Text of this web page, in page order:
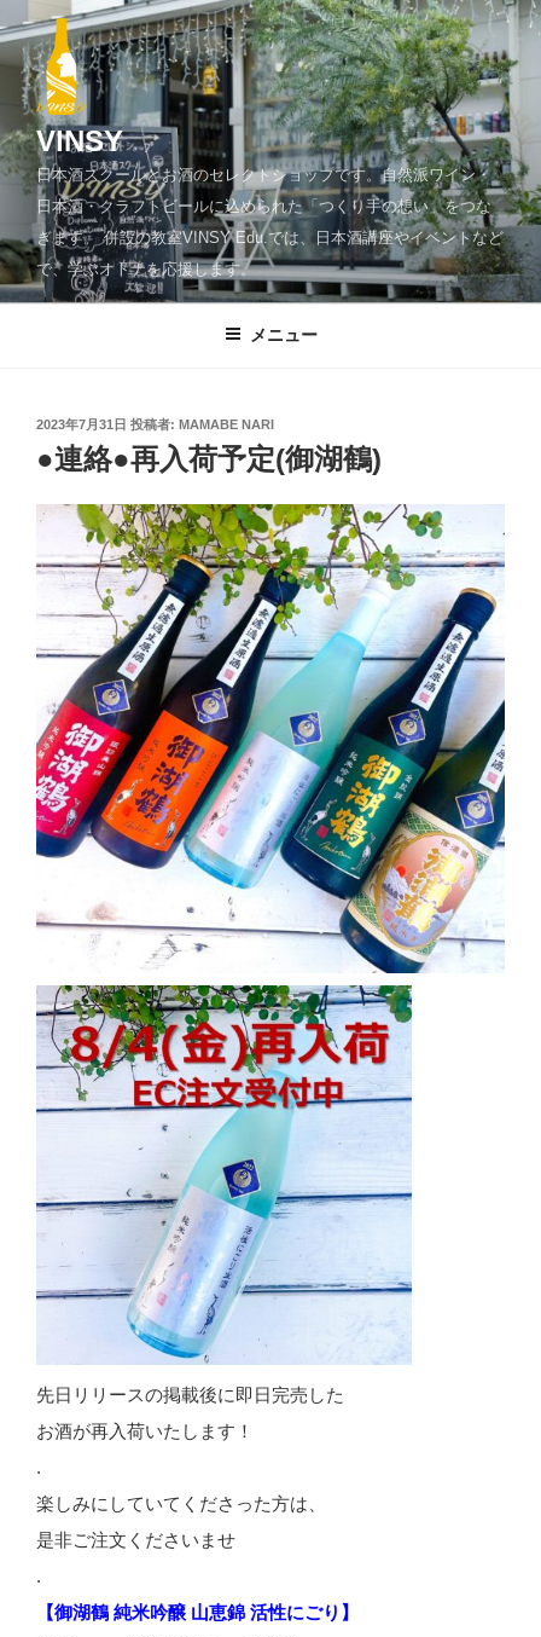
ン
ツ
へ
ッ
プ
VINSY
日本酒スクールとお酒のセレクトショップです。自然派ワイン・
日本酒・クラフトビールに込められた「つくり手の想い」をつな
ぎます。 併設の教室VINSY Edu.では、日本酒講座やイベントなど
で、学ぶオトナを応援します。
メニュー
投
日:
2023年7月31日 投稿者: MAMABE NARI
●連絡●再入荷予定(御湖鶴)
先日リリースの掲載後に即日完売した
お酒が再入荷いたします！
.
楽しみにしていてくださった方は、
是非ご注文くださいませ
.
【御湖鶴 純米吟醸 山恵錦 活性にごり】